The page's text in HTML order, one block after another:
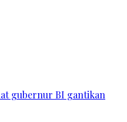
gubernur BI gantikan